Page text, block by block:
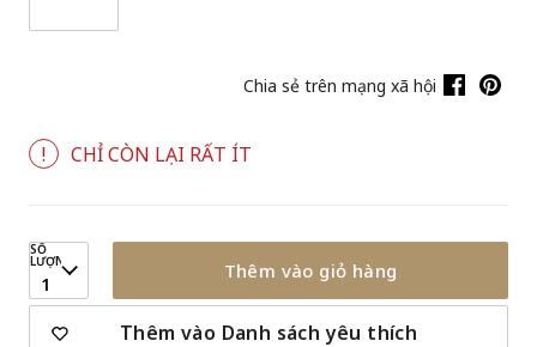
Chia sẻ trên mạng xã hội
CHỈ CÒN LẠI RẤT ÍT
SỐ
LƯỢNG
1
Thêm vào giỏ hàng
Thêm vào Danh sách yêu thích